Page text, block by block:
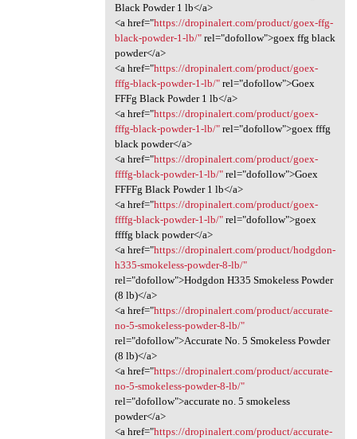
Black Powder 1 lb</a>
<a href="https://dropinalert.com/product/goex-ffg-
black-powder-1-lb/"rel="dofollow">goex ffg black
powder</a>
<a href="https://dropinalert.com/product/goex-
fffg-black-powder-1-lb/"rel="dofollow">Goex
FFFg Black Powder 1 lb</a>
<a href="https://dropinalert.com/product/goex-
fffg-black-powder-1-lb/"rel="dofollow">goex fffg
black powder</a>
<a href="https://dropinalert.com/product/goex-
ffffg-black-powder-1-lb/"rel="dofollow">Goex
FFFFg Black Powder 1 lb</a>
<a href="https://dropinalert.com/product/goex-
ffffg-black-powder-1-lb/"rel="dofollow">goex
ffffg black powder</a>
<a href="https://dropinalert.com/product/hodgdon-
h335-smokeless-powder-8-lb/"
rel="dofollow">Hodgdon H335 Smokeless Powder
(8 lb)</a>
<a href="https://dropinalert.com/product/accurate-
no-5-smokeless-powder-8-lb/"
rel="dofollow">Accurate No. 5 Smokeless Powder
(8 lb)</a>
<a href="https://dropinalert.com/product/accurate-
no-5-smokeless-powder-8-lb/"
rel="dofollow">accurate no. 5 smokeless
powder</a>
<a href="https://dropinalert.com/product/accurate-